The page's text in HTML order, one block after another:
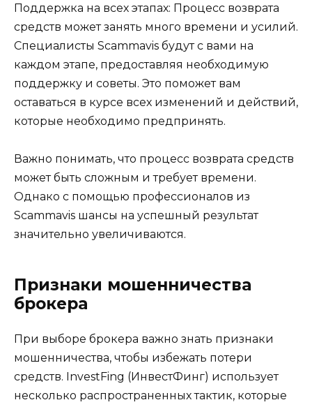
Поддержка на всех этапах: Процесс возврата
средств может занять много времени и усилий.
Специалисты Scammavis будут с вами на
каждом этапе, предоставляя необходимую
поддержку и советы. Это поможет вам
оставаться в курсе всех изменений и действий,
которые необходимо предпринять.
Важно понимать, что процесс возврата средств
может быть сложным и требует времени.
Однако с помощью профессионалов из
Scammavis шансы на успешный результат
значительно увеличиваются.
Признаки мошенничества
брокера
При выборе брокера важно знать признаки
мошенничества, чтобы избежать потери
средств. InvestFing (ИнвестФинг) использует
несколько распространенных тактик, которые